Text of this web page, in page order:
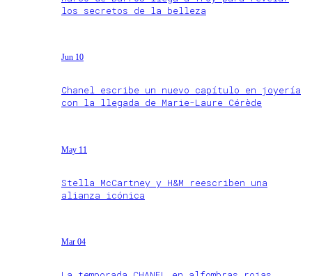
los secretos de la belleza
Jun 10
Chanel escribe un nuevo capítulo en joyería
con la llegada de Marie-Laure Cérède
May 11
Stella McCartney y H&M reescriben una
alianza icónica
Mar 04